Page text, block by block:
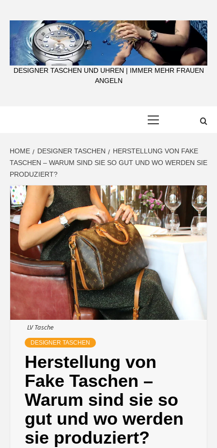
content
DESIGNER TASCHEN UND UHREN | IMMER MEHR FRAUEN
ANGELN
HOME DESIGNER TASCHEN
HERSTELLUNG VON FAKE
TASCHEN – WARUM SIND SIE SO GUT UND WO WERDEN SIE
PRODUZIERT?
LV Tasche
DESIGNER TASCHEN
Herstellung von
Fake Taschen –
Warum sind sie so
gut und wo werden
sie produziert?